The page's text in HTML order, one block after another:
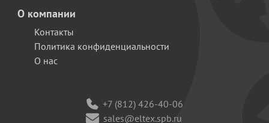
+7 (812) 426-40-06
sales@eltex.spb.ru
О компании
Контакты
Политика конфиденциальности
О нас